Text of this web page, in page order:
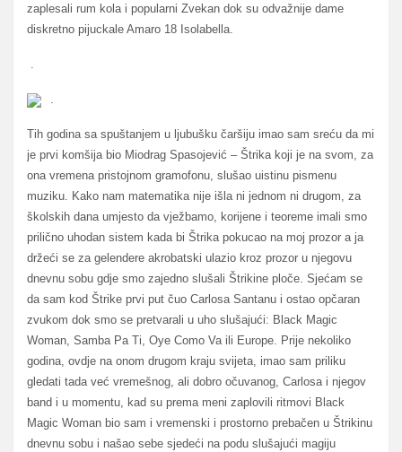
zaplesali rum kola i popularni Zvekan dok su odvažnije dame
diskretno pijuckale Amaro 18 Isolabella.
.
Tih godina sa spuštanjem u ljubušku čaršiju imao sam sreću da mi
je prvi komšija bio Miodrag Spasojević – Štrika koji je na svom, za
ona vremena pristojnom gramofonu, slušao uistinu pismenu
muziku. Kako nam matematika nije išla ni jednom ni drugom, za
školskih dana umjesto da vježbamo, korijene i teoreme imali smo
prilično uhodan sistem kada bi Štrika pokucao na moj prozor a ja
držeći se za gelendere akrobatski ulazio kroz prozor u njegovu
dnevnu sobu gdje smo zajedno slušali Štrikine ploče. Sjećam se
da sam kod Štrike prvi put čuo Carlosa Santanu i ostao opčaran
zvukom dok smo se pretvarali u uho slušajući: Black Magic
Woman, Samba Pa Ti, Oye Como Va ili Europe. Prije nekoliko
godina, ovdje na onom drugom kraju svijeta, imao sam priliku
gledati tada već vremešnog, ali dobro očuvanog, Carlosa i njegov
band i u momentu, kad su prema meni zaplovili ritmovi Black
Magic Woman bio sam i vremenski i prostorno prebačen u Štrikinu
dnevnu sobu i našao sebe sjedeći na podu slušajući magiju